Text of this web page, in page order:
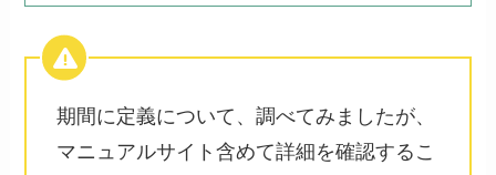
期間に定義について、調べてみましたが、
マニュアルサイト含めて詳細を確認するこ